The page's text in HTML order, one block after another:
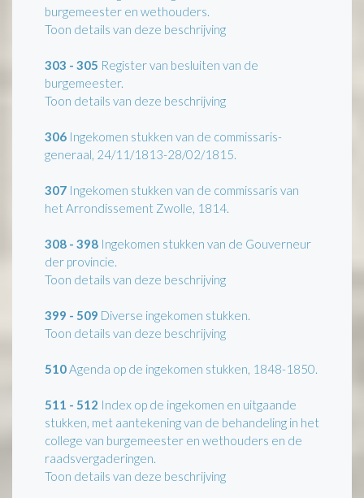
burgemeester en wethouders.
Toon details van deze beschrijving
303 - 305 Register van besluiten van de
burgemeester.
Toon details van deze beschrijving
306 Ingekomen stukken van de commissaris-
generaal, 24/11/1813-28/02/1815.
307 Ingekomen stukken van de commissaris van
het Arrondissement Zwolle, 1814.
308 - 398 Ingekomen stukken van de Gouverneur
der provincie.
Toon details van deze beschrijving
399 - 509 Diverse ingekomen stukken.
Toon details van deze beschrijving
510Agenda op de ingekomen stukken, 1848-1850.
511 - 512 Index op de ingekomen en uitgaande
stukken, met aantekening van de behandeling in het
college van burgemeester en wethouders en de
raadsvergaderingen.
Toon details van deze beschrijving